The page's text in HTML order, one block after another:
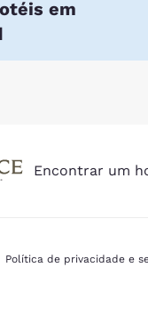
em
Encontrar um
Política de privacidade e